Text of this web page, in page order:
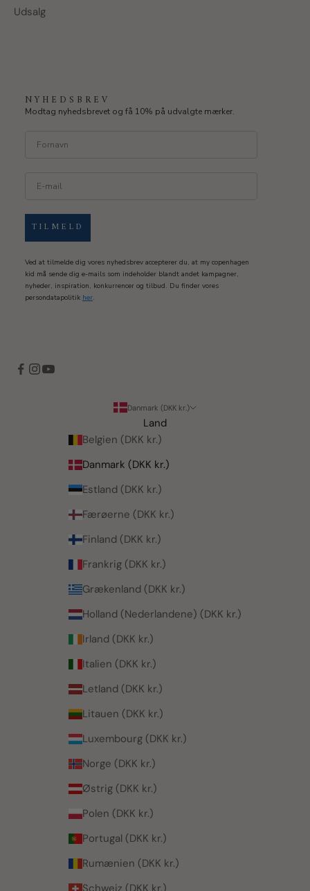
Udsalg
NYHEDSBREV
Modtag nyhedsbrevet og få 10% på udvalgte mærker.
TILMELD
Ved at tilmelde dig vores nyhedsbrev accepterer du, at my copenhagen
kid må sende dig e-mails som indeholder blandt andet kampagner,
nyheder, inspiration, konkurrencer og tilbud. Du finder vores
persondatapolitik her.
Danmark (DKK kr.)
Land
Belgien (DKK kr.)
Danmark (DKK kr.)
Estland (DKK kr.)
Færøerne (DKK kr.)
Finland (DKK kr.)
Frankrig (DKK kr.)
Grækenland (DKK kr.)
Holland (Nederlandene) (DKK kr.)
Irland (DKK kr.)
Italien (DKK kr.)
Letland (DKK kr.)
Litauen (DKK kr.)
Luxembourg (DKK kr.)
Norge (DKK kr.)
Østrig (DKK kr.)
Polen (DKK kr.)
Portugal (DKK kr.)
Rumænien (DKK kr.)